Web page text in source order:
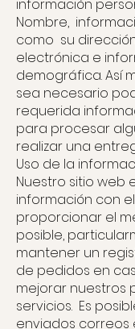
información
Nombre,
como su
electrónica e
demográfica. Así
sea necesario
requerida
para procesar
realizar una
Uso de la
Nuestro sitio web
información con
proporcionar el
posible,
mantener un
de pedidos en
mejorar nuestros
servicios. Es
enviados correos